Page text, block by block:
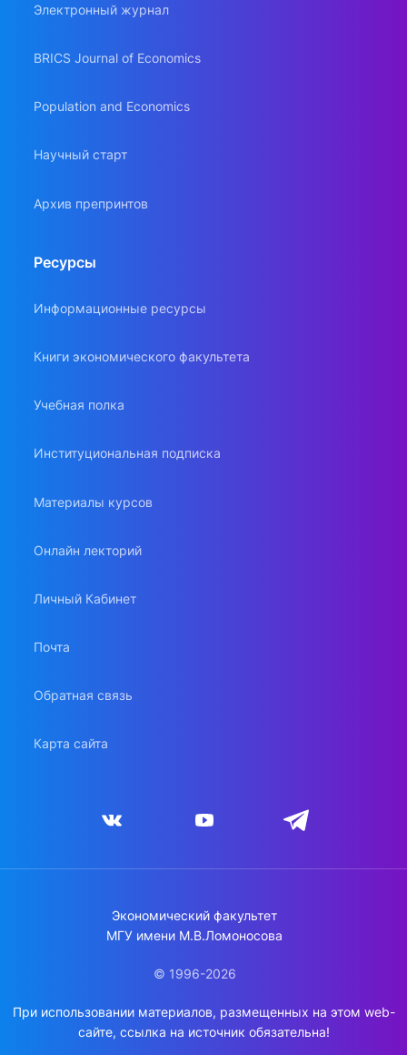
Электронный журнал
BRICS Journal of Economics
Population and Economics
Научный старт
Архив препринтов
Ресурсы
Информационные ресурсы
Книги экономического факультета
Учебная полка
Институциональная подписка
Материалы курсов
Онлайн лекторий
Личный Кабинет
Почта
Обратная связь
Карта сайта
Экономический факультет
МГУ имени М.В.Ломоносова
© 1996-2026
При использовании материалов, размещенных на этом web-
сайте, ссылка на источник обязательна!